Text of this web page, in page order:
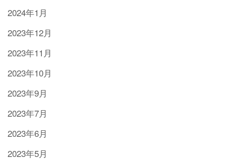
2024年1月
2023年12月
2023年11月
2023年10月
2023年9月
2023年7月
2023年6月
2023年5月